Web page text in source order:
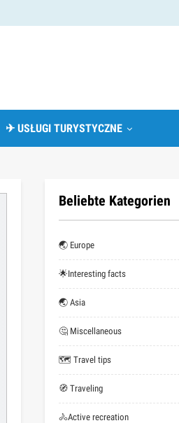
✈ USŁUGI TURYSTYCZNE
Beliebte Kategorien
🌏 Europe
🌟Interesting facts
🌏 Asia
🤔 Miscellaneous
🗺 Travel tips
🧭 Traveling
🚴Active recreation